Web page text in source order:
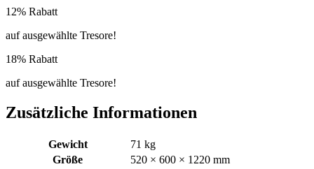
12% Rabatt
auf ausgewählte Tresore!
18% Rabatt
auf ausgewählte Tresore!
Zusätzliche Informationen
Gewicht
71 kg
Größe
520 × 600 × 1220 mm